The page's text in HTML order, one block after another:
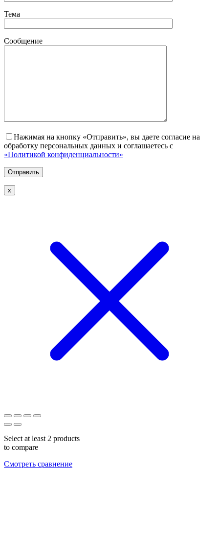
Тема
Сообщение
Нажимая на кнопку «Отправить», вы даете согласие на
обработку персональных данных и соглашаетесь с
«Политикой конфиденциальности»
х
Select at least 2 products
to compare
Смотреть сравнение